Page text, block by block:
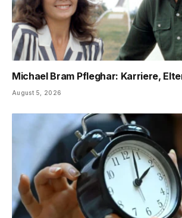
Michael Bram Pfleghar: Karriere,
August 5, 2026